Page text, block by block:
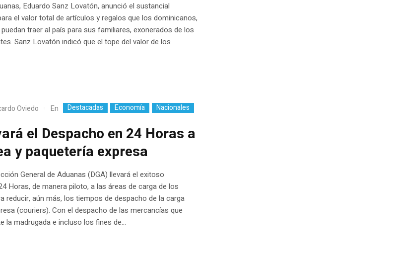
Eduardo Sanz Lovatón, anunció el sustancial
el valor total de artículos y regalos que los dominicanos,
traer al país para sus familiares, exonerados de los
Sanz Lovatón indicó que el tope del valor de los
Oviedo En Destacadas Economía Nacionales
el Despacho en 24 Horas a
y paquetería expresa
General de Aduanas (DGA) llevará el exitoso
Horas, de manera piloto, a las áreas de carga de los
reducir, aún más, los tiempos de despacho de la carga
(couriers). Con el despacho de las mercancías que
la madrugada e incluso los fines de...